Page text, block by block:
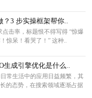
？3 步实操框架帮你..
点击率，标题恨不得写得 “惊爆
惊呆！看哭了！” 这种..
生成引擎优化是什么..
常生活中的应用日益频繁，其
的态势，在搜索领域逐渐占据